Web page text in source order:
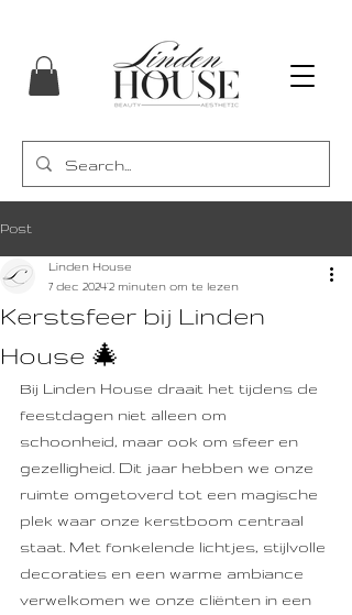
Post
Kerstsfeer bij Linden
House 🎄
Linden House
7 dec 20242 minuten om te lezen
Bij Linden House draait het tijdens de
feestdagen niet alleen om
schoonheid, maar ook om sfeer en
gezelligheid. Dit jaar hebben we onze
ruimte omgetoverd tot een magische
plek waar onze kerstboom centraal
staat. Met fonkelende lichtjes, stijlvolle
decoraties en een warme ambiance
verwelkomen we onze cliënten in een